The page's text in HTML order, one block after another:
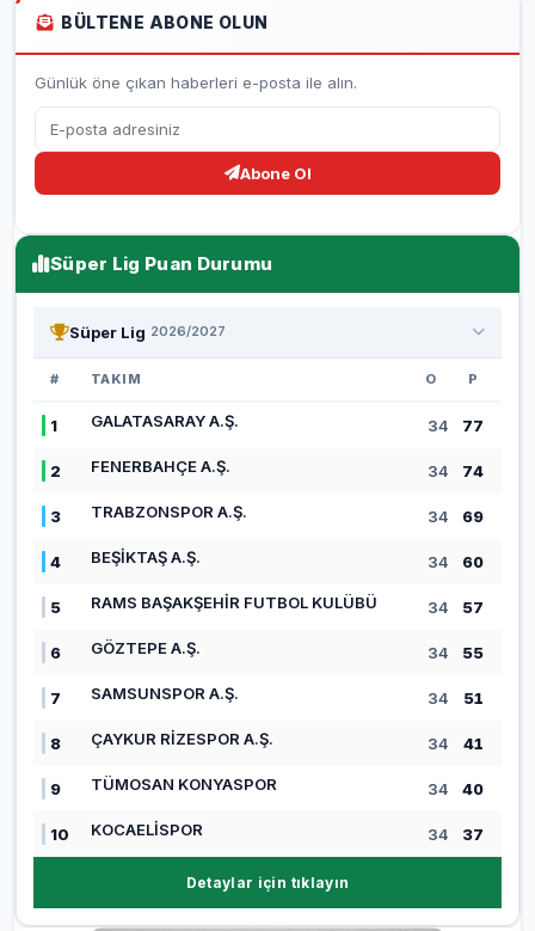
BÜLTENE ABONE OLUN
Günlük öne çıkan haberleri e-posta ile alın.
Abone Ol
Süper Lig Puan Durumu
Süper Lig 2026/2027
# TAKIM O P
1 GALATASARAY A.Ş. 34 77
2 FENERBAHÇE A.Ş. 34 74
3 TRABZONSPOR A.Ş. 34 69
4 BEŞİKTAŞ A.Ş. 34 60
5 RAMS BAŞAKŞEHİR FUTBOL KULÜBÜ 34 57
6 GÖZTEPE A.Ş. 34 55
7 SAMSUNSPOR A.Ş. 34 51
8 ÇAYKUR RİZESPOR A.Ş. 34 41
9 TÜMOSAN KONYASPOR 34 40
10 KOCAELİSPOR 34 37
Detaylar için tıklayın